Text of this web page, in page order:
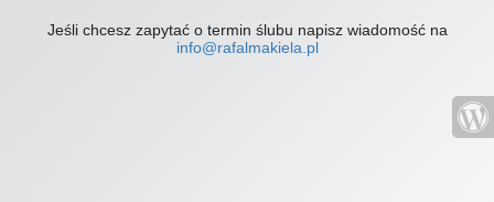
Jeśli chcesz zapytać o termin ślubu napisz wiadomość na
info@rafalmakiela.pl